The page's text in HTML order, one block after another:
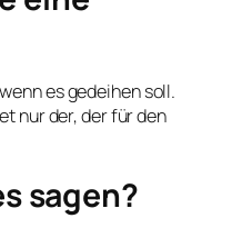
es gedeihen soll.
nur der, der für den
sagen?